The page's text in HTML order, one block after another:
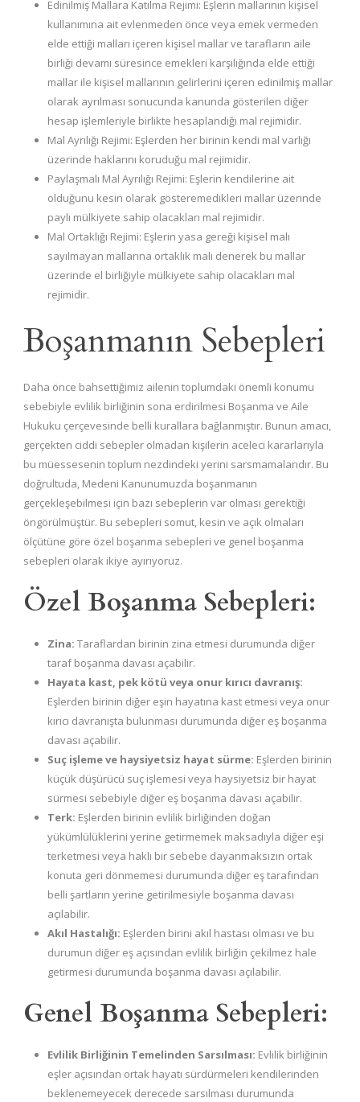
Edinilmiş Mallara Katılma Rejimi: Eşlerin mallarının kişisel
kullanımına ait evlenmeden önce veya emek vermeden
elde ettiği malları içeren kişisel mallar ve tarafların aile
birliği devamı süresince emekleri karşılığında elde ettiği
mallar ile kişisel mallarının gelirlerini içeren edinilmiş mallar
olarak ayrılması sonucunda kanunda gösterilen diğer
hesap işlemleriyle birlikte hesaplandığı mal rejimidir.
Mal Ayrılığı Rejimi: Eşlerden her birinin kendi mal varlığı
üzerinde haklarını koruduğu mal rejimidir.
Paylaşmalı Mal Ayrılığı Rejimi: Eşlerin kendilerine ait
olduğunu kesin olarak gösteremedikleri mallar üzerinde
paylı mülkiyete sahip olacakları mal rejimidir.
Mal Ortaklığı Rejimi: Eşlerin yasa gereği kişisel malı
sayılmayan mallarına ortaklık malı denerek bu mallar
üzerinde el birliğiyle mülkiyete sahip olacakları mal
rejimidir.
Boşanmanın Sebepleri
Daha önce bahsettiğimiz ailenin toplumdaki önemli konumu
sebebiyle evlilik birliğinin sona erdirilmesi Boşanma ve Aile
Hukuku çerçevesinde belli kurallara bağlanmıştır. Bunun amacı,
gerçekten ciddi sebepler olmadan kişilerin aceleci kararlarıyla
bu müessesenin toplum nezdindeki yerini sarsmamalarıdır. Bu
doğrultuda, Medeni Kanunumuzda boşanmanın
gerçekleşebilmesi için bazı sebeplerin var olması gerektiği
öngörülmüştür. Bu sebepleri somut, kesin ve açık olmaları
ölçütüne göre özel boşanma sebepleri ve genel boşanma
sebepleri olarak ikiye ayırıyoruz.
Özel Boşanma Sebepleri:
Zina: Taraflardan birinin zina etmesi durumunda diğer
taraf boşanma davası açabilir.
Hayata kast, pek kötü veya onur kırıcı davranış:
Eşlerden birinin diğer eşin hayatına kast etmesi veya onur
kırıcı davranışta bulunması durumunda diğer eş boşanma
davası açabilir.
Suç işleme ve haysiyetsiz hayat sürme: Eşlerden birinin
küçük düşürücü suç işlemesi veya haysiyetsiz bir hayat
sürmesi sebebiyle diğer eş boşanma davası açabilir.
Terk: Eşlerden birinin evlilik birliğinden doğan
yükümlülüklerini yerine getirmemek maksadıyla diğer eşi
terketmesi veya haklı bir sebebe dayanmaksızın ortak
konuta geri dönmemesi durumunda diğer eş tarafından
belli şartların yerine getirilmesiyle boşanma davası
açılabilir.
Akıl Hastalığı: Eşlerden birini akıl hastası olması ve bu
durumun diğer eş açısından evlilik birliğin çekilmez hale
getirmesi durumunda boşanma davası açılabilir.
Genel Boşanma Sebepleri:
Evlilik Birliğinin Temelinden Sarsılması: Evlilik birliğinin
eşler açısından ortak hayatı sürdürmeleri kendilerinden
beklenemeyecek derecede sarsılması durumunda